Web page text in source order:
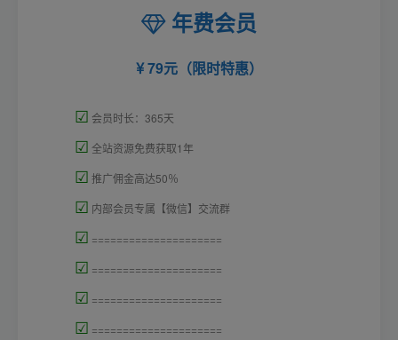
年费会员
79元（限时特惠）
☑ 会员时长：365天
☑ 全站资源免费获取1年
☑ 推广佣金高达50％
☑ 内部会员专属【微信】交流群
☑ =====================
☑ =====================
☑ =====================
☑ =====================